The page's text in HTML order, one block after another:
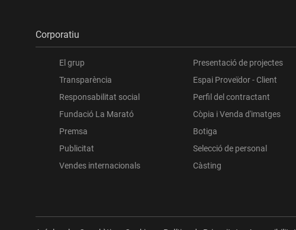
Corporatiu
El grup
Transparència
Responsabilitat social
Fundació La Marató
Premsa
Publicitat
Vendes internacionals
Presentació de projectes
Espai Proveïdor - Client
Perfil del contractant
Còpia i Venda d'imatges
Botiga
Selecció de personal
Càsting